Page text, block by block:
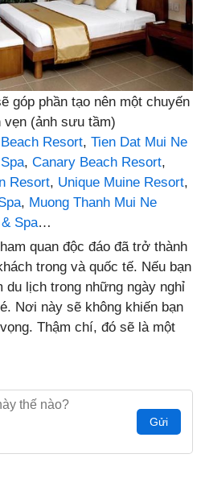
góp phần tạo nên một chuyến
vẹn (ảnh sưu tầm)
Resort, Tien Dat Mui Ne
, Canary Beach Resort,
Resort, Unique Muine Resort,
, Muong Thanh Mui Ne
Spa…
quan độc đáo đã trở thành
trong và quốc tế. Nếu bạn
du lịch trong những ngày nghỉ
Nơi này sẽ không khiến bạn
Thậm chí, đó sẽ là một
Gửi